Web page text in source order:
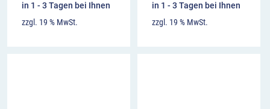
in 1 - 3 Tagen bei Ihnen
zzgl. 19 % MwSt.
in 1 - 3 Tagen bei Ihnen
zzgl. 19 % MwSt.